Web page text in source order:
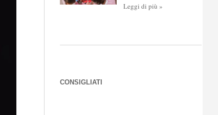
Leggi di più »
CONSIGLIATI